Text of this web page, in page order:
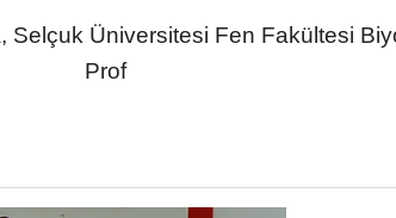
Üniversitesi Fen Fakültesi
Prof